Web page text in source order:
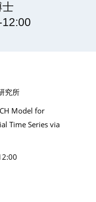
究所
Model for
Time Series via